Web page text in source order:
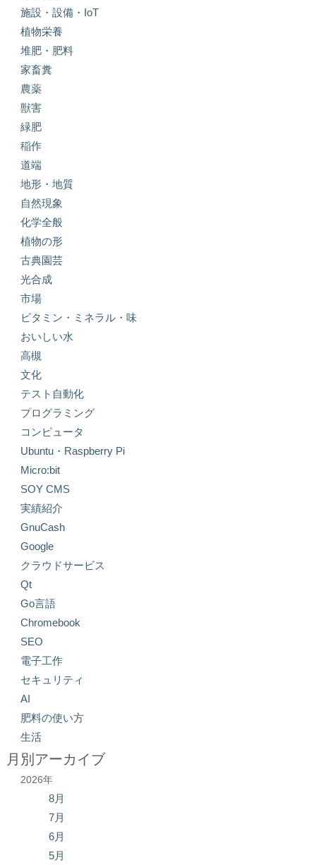
施設・設備・IoT
植物栄養
堆肥・肥料
家畜糞
農薬
獣害
緑肥
稲作
道端
地形・地質
自然現象
化学全般
植物の形
古典園芸
光合成
市場
ビタミン・ミネラル・味
おいしい水
高槻
文化
テスト自動化
プログラミング
コンピュータ
Ubuntu・Raspberry Pi
Micro:bit
SOY CMS
実績紹介
GnuCash
Google
クラウドサービス
Qt
Go言語
Chromebook
SEO
電子工作
セキュリティ
AI
肥料の使い方
生活
月別アーカイブ
2026年
8月
7月
6月
5月